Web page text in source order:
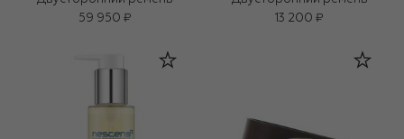
59 950 ₽
13 200 ₽